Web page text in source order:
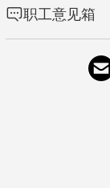
职工意见箱